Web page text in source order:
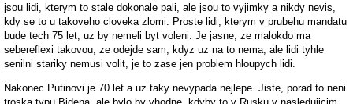
jsou lidi, kterym to stale dokonale pali, ale jsou to vyjimky a nikdy nevis,
kdy se to u takoveho cloveka zlomi. Proste lidi, kterym v prubehu mandatu
bude tech 75 let, uz by nemeli byt voleni. Je jasne, ze malokdo ma
sebereflexi takovou, ze odejde sam, kdyz uz na to nema, ale lidi tyhle
senilni stariky nemusi volit, je to zase jen problem hloupych lidi.
Nakonec Putinovi je 70 let a uz taky nevypada nejlepe. Jiste, porad to neni